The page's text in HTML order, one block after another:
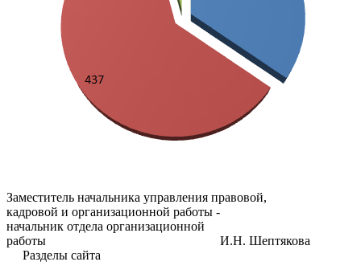
Заместитель начальника управления правовой,
кадровой и организационной работы -
начальник отдела организационной
работы И.Н. Шептякова
Разделы сайта